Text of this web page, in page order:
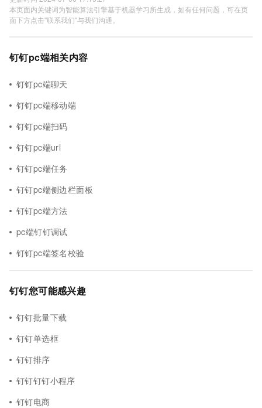
本页面内关键词为智能算法引擎基于机器学习所生成，如有任何问题，可在页
面下方点击"联系我们"与我们沟通。
钉钉pc端相关内容
钉钉pc端聊天
钉钉pc端移动端
钉钉pc端扫码
钉钉pc端url
钉钉pc端任务
钉钉pc端侧边栏面板
钉钉pc端方法
pc端钉钉调试
钉钉pc端签名校验
钉钉您可能感兴趣
钉钉批量下载
钉钉单选框
钉钉排序
钉钉钉钉小程序
钉钉电商